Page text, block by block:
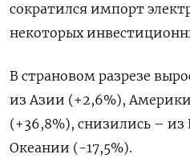
сократился импорт
некоторых
В страновом разрезе
из Азии (+2,6%),
(+36,8%), снизились –
Океании (-17,5%).